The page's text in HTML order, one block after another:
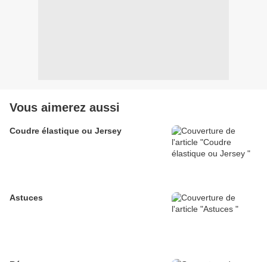
Vous aimerez aussi
Coudre élastique ou Jersey
Astuces